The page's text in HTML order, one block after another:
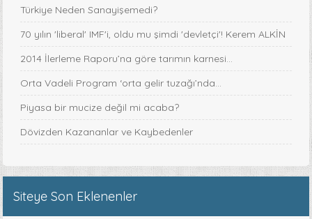
Türkiye Neden Sanayişemedi?
70 yılın 'liberal' IMF'i, oldu mu şimdi 'devletçi'! Kerem ALKİN
2014 İlerleme Raporu’na göre tarımın karnesi...
Orta Vadeli Program ‘orta gelir tuzağı’nda…
Piyasa bir mucize değil mi acaba?
Dövizden Kazananlar ve Kaybedenler
Siteye Son Eklenenler